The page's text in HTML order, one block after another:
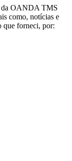
da OANDA TMS
como, notícias e
que forneci, por: